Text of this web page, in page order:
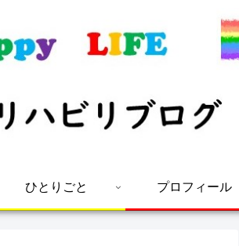
ひとりごと プロフィール